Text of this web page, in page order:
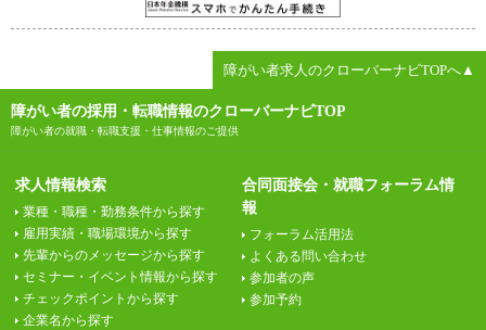
障がい者求人のクローバーナビTOPへ▲
障がい者の採用・転職情報のクローバーナビTOP
障がい者の就職・転職支援・仕事情報のご提供
求人情報検索
業種・職種・勤務条件から探す
雇用実績・職場環境から探す
先輩からのメッセージから探す
セミナー・イベント情報から探す
チェックポイントから探す
企業名から探す
合同面接会・就職フォーラム情
報
フォーラム活用法
よくある問い合わせ
参加者の声
参加予約